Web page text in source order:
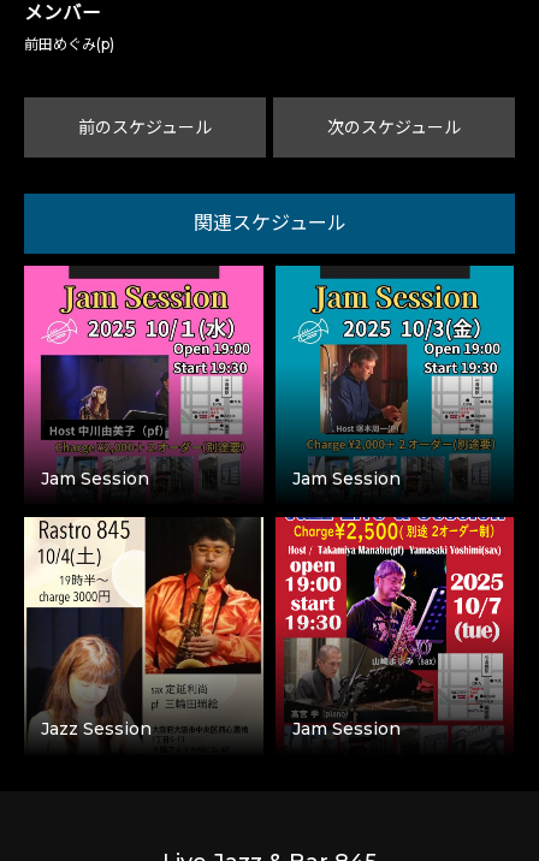
メンバー
前田めぐみ(p)
前のスケジュール 次のスケジュール
関連スケジュール
Jam Session Jam Session
Jazz Session Jam Session